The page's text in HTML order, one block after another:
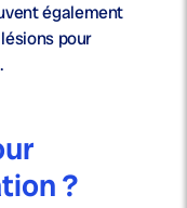
également
pour
?